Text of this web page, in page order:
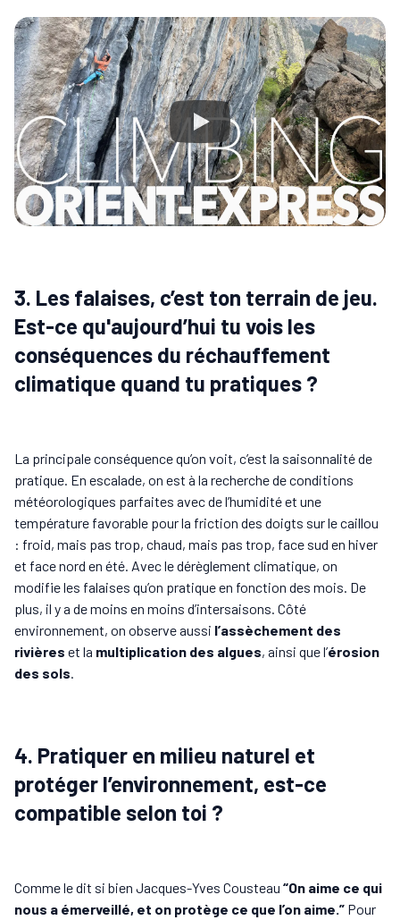
3. Les falaises, c’est ton terrain de jeu.
Est-ce qu'aujourd’hui tu vois les
conséquences du réchauffement
climatique quand tu pratiques ?
La principale conséquence qu’on voit, c’est la saisonnalité de
pratique. En escalade, on est à la recherche de conditions
météorologiques parfaites avec de l’humidité et une
température favorable pour la friction des doigts sur le caillou
: froid, mais pas trop, chaud, mais pas trop, face sud en hiver
et face nord en été. Avec le dérèglement climatique, on
modifie les falaises qu’on pratique en fonction des mois. De
plus, il y a de moins en moins d’intersaisons. Côté
environnement, on observe aussi l’assèchement des
rivières et la multiplication des algues, ainsi que l’érosion
des sols.
4. Pratiquer en milieu naturel et
protéger l’environnement, est-ce
compatible selon toi ?
Comme le dit si bien Jacques-Yves Cousteau “On aime ce qui
nous a émerveillé, et on protège ce que l’on aime.” Pour